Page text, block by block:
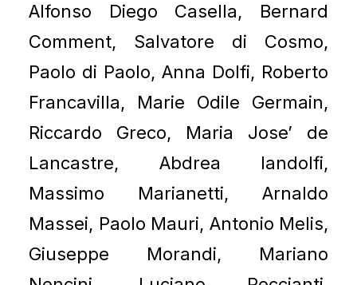
Alfonso Diego Casella, Bernard
Comment, Salvatore di Cosmo,
Paolo di Paolo, Anna Dolfi, Roberto
Francavilla, Marie Odile Germain,
Riccardo Greco, Maria Jose’ de
Lancastre, Abdrea landolfi,
Massimo Marianetti, Arnaldo
Massei, Paolo Mauri, Antonio Melis,
Giuseppe Morandi, Mariano